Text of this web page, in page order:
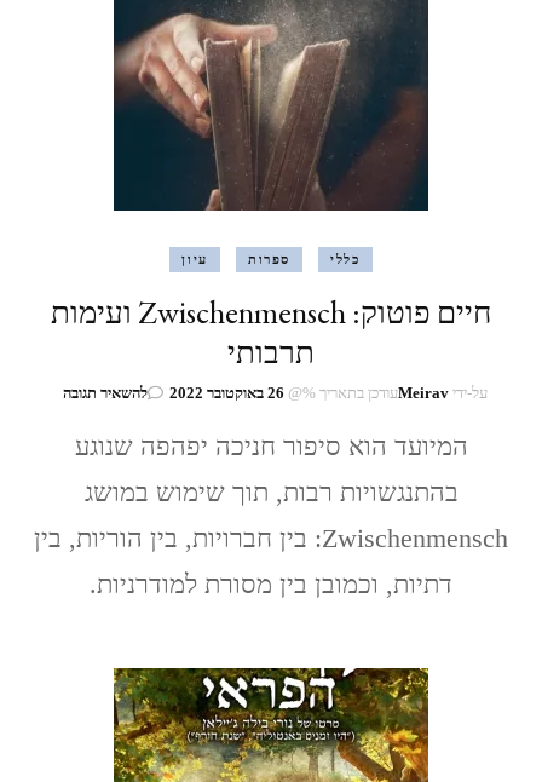
כללי ספרות עיון
חיים פוטוק: Zwischenmensch ועימות
תרבותי
על-ידיMeiravעודכן בתאריך %@ 26 באוקטובר 2022 להשאיר תגובהבנושא
המיועד הוא סיפור חניכה יפהפה שנוגע
בהתנגשויות רבות, תוך שימוש במושג
Zwischenmensch: בין חברויות, בין הוריות, בין
דתיות, וכמובן בין מסורת למודרניות.